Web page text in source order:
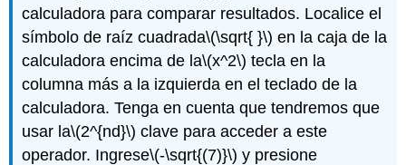
calculadora para comparar resultados. Localice el
símbolo de raíz cuadrada\(\sqrt{ }\) en la caja de la
calculadora encima de la\(x^2\) tecla en la
columna más a la izquierda en el teclado de la
calculadora. Tenga en cuenta que tendremos que
usar la\(2^{nd}\) clave para acceder a este
operador. Ingrese\(-\sqrt{(7)}\) y presione